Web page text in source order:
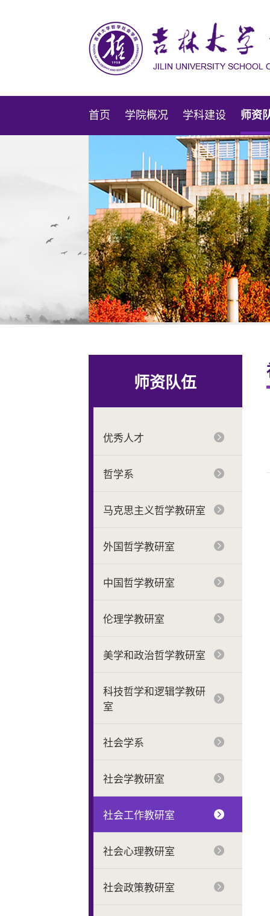
首页 学院概况 学科建设 师资
师资队伍
优秀人才
哲学系
马克思主义哲学教研室
外国哲学教研室
中国哲学教研室
伦理学教研室
美学和政治哲学教研室
科技哲学和逻辑学教研
室
社会学系
社会学教研室
社会工作教研室
社会心理教研室
社会政策教研室